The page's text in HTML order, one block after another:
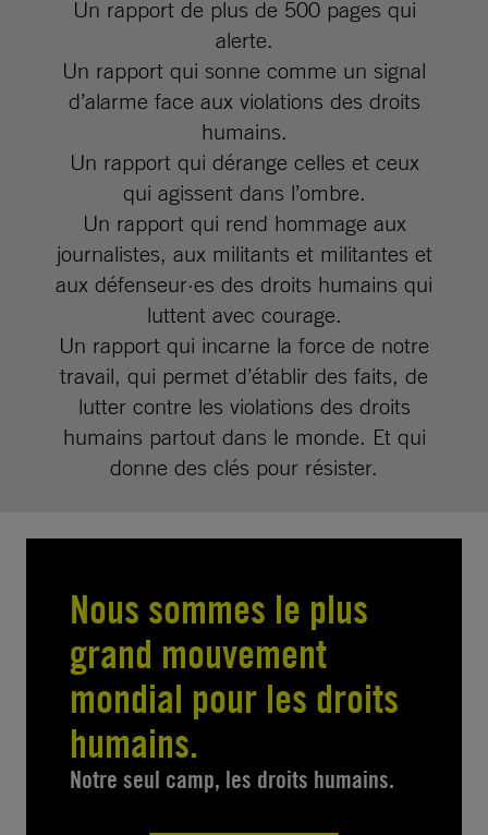
Un rapport de plus de 500 pages qui
alerte.
Un rapport qui sonne comme un signal
d’alarme face aux violations des droits
humains.
Un rapport qui dérange celles et ceux
qui agissent dans l’ombre.
Un rapport qui rend hommage aux
journalistes, aux militants et militantes et
aux défenseur·es des droits humains qui
luttent avec courage.
Un rapport qui incarne la force de notre
travail, qui permet d’établir des faits, de
lutter contre les violations des droits
humains partout dans le monde. Et qui
donne des clés pour résister.
Nous sommes le plus
grand mouvement
mondial pour les droits
humains.
Notre seul camp, les droits humains.